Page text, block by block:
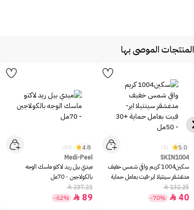
المنتجات الموصى بها
5.0
(1)
SKIN1004
سكين1004 كريم واقي شمس خفيف
مدغشقر سينتيلا اير-فيت بعامل حماية
+30 - 50مل
132.25

40

-70%
4.8
(10)
Medi-Peel
ميدي بيل ريد لاكتو ماسك الوجه
بالكولاجين - 70مل
237.21

89

-62%